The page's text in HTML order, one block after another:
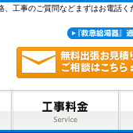
、工事のご質問などまずはお電話く